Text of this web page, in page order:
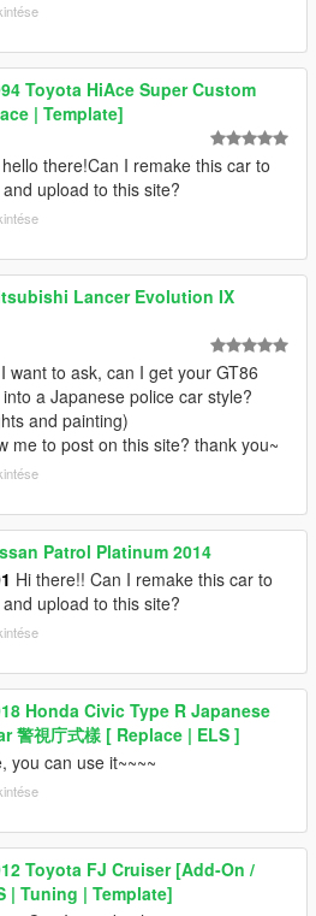
Toyota HiAce Super Custom
| Template]
there!Can I remake this car to
upload to this site?
Lancer Evolution IX
want to ask, can I get your GT86
a Japanese police car style?
and painting)
me to post on this site? thank you~
Patrol Platinum 2014
Hi there!! Can I remake this car to
upload to this site?
Honda Civic Type R Japanese
警視庁式樣 [ Replace | ELS ]
you can use it~~~~
Toyota FJ Cruiser [Add-On /
| Tuning | Template]